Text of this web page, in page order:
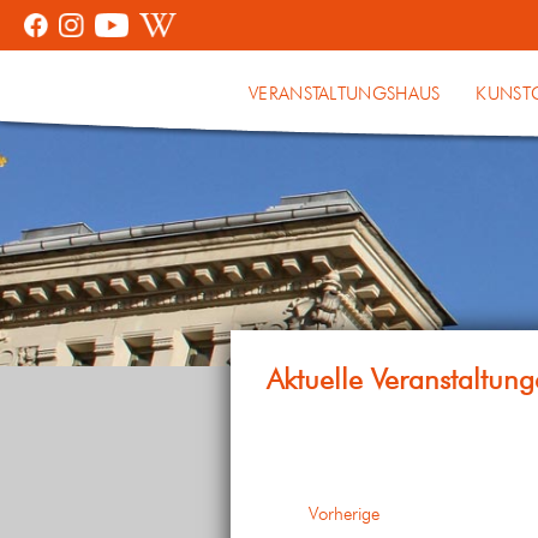
VERANSTALTUNGSHAUS
VorherigeVeranstaltungen